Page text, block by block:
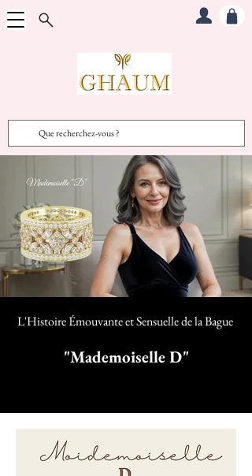
L'Histoire Émouvante et Sensuelle de la Bague
"Mademoiselle D"